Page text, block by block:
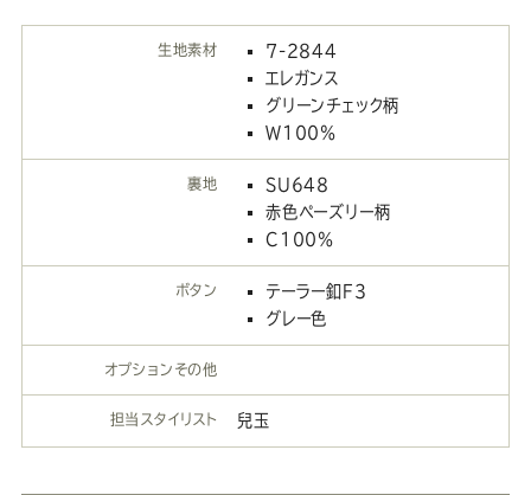
生地素材
7-2844
エレガンス
グリーンチェック柄
W100％
裏地
SU648
赤色ペーズリー柄
C100％
ボタン
テーラー釦F3
グレー色
オプションその他
担当スタイリスト 兒玉